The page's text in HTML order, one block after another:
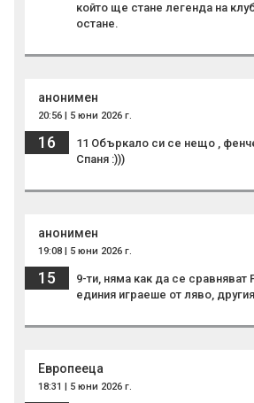
който ще стане легенда на
остане.
анонимен
20:56 | 5 юни 2026 г.
16
11 Объркало си се нещо ,
Спаня :)))
анонимен
19:08 | 5 юни 2026 г.
15
9-ти, няма как да се
единия играеше от ляво,
Европееца
18:31 | 5 юни 2026 г.